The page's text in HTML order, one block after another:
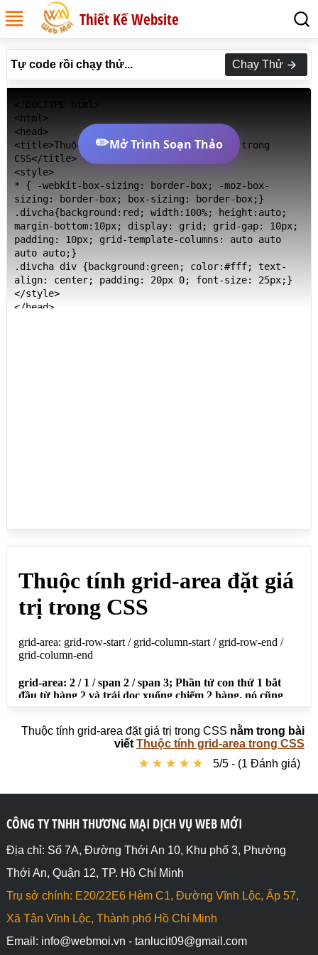
Thiết Kế Website
Tự code rồi chạy thử... Chạy Thử
<html>
<head>
<title>Thuộc tính grid-area đặt giá trị trong
CSS</title>
<style>
* { -webkit-box-sizing: border-box; -moz-box-
sizing: border-box; box-sizing: border-box;}
.divcha{background:red; width:100%; height:auto;
margin-bottom:10px; display: grid; grid-gap: 10px;
padding: 10px; grid-template-columns: auto auto
auto auto;}
.divcha div {background:green; color:#fff; text-
align: center; padding: 20px 0; font-size: 25px;}
</style>
</head>
    <div>7</div>
</div>
<h4>grid-area: 2 / 1 / span 2 / span 2; Phần tử con
hàng, nó cũng bắt đầu từ cột số 1 và kéo sang phải
chiếm 2 cột, các phần tử khác chạy bình thường và
<div class="divcha">
    <div>1</div>
2;">2</div>
    <div>7</div>
</div>
<h4>grid-area: 2 / 1 / 4 / span 2; Phần tử con thứ
nó cũng bắt đầu từ cột số 1 và kéo sang phải chiếm
2 cột, các phần tử khác chạy bình thường và không
chiếm chổ của phần tử con thứ 2</h4>
<div class="divcha">
    <div style="grid-area: 2 / 1 / 4 / span
✏️Mở Trình Soạn Thảo
Thuộc tính grid-area đặt giá trị trong CSS nằm trong bài
viết Thuộc tính grid-area trong CSS
★ ★ ★ ★ ★
★ ★ ★ ★ ★ 5/5 - (1 Đánh giá)
CÔNG TY TNHH THƯƠNG MẠI DỊCH VỤ WEB MỚI
Địa chỉ: Số 7A, Đường Thới An 10, Khu phố 3, Phường
Thới An, Quận 12, TP. Hồ Chí Minh
Trụ sở chính: E20/22E6 Hẻm C1, Đường Vĩnh Lộc, Ấp 57,
Xã Tân Vĩnh Lộc, Thành phố Hồ Chí Minh
Email: info@webmoi.vn - tanlucit09@gmail.com